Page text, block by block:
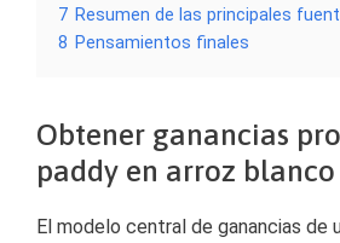
7 Resumen de las principales
8 Pensamientos finales
Obtener ganancias
paddy en arroz blanco
El modelo central de ganancias de